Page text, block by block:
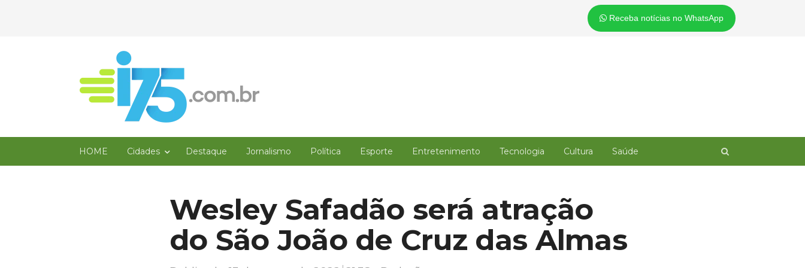
Receba notícias no WhatsApp
HOME Cidades Destaque Jornalismo Política Esporte Entretenimento Tecnologia Cultura Saúde
Wesley Safadão será atração
do São João de Cruz das Almas